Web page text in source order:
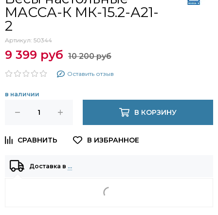
МАССА-К МК-15.2-А21-
2
Артикул: 50344
9 399 руб 10 200 руб
Оставить отзыв
в наличии
В КОРЗИНУ
Доставка в …